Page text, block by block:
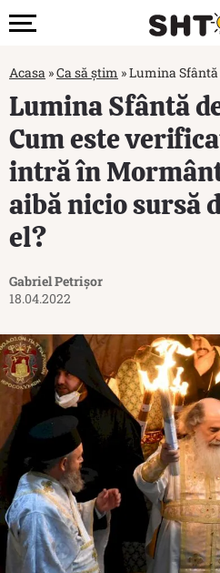
Acasa »Ca să știm »Lumina
Lumina Sfântă
Cum este
intră în
aibă nicio sursă
el?
Gabriel Petrișor
18.04.2022